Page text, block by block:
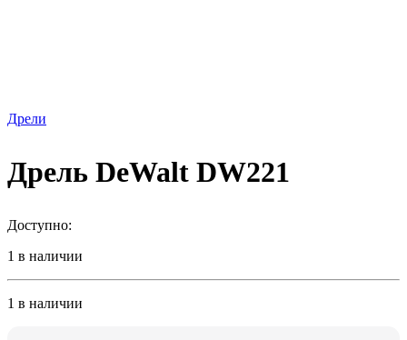
Дрели
Дрель DeWalt DW221
Доступно:
1 в наличии
1 в наличии